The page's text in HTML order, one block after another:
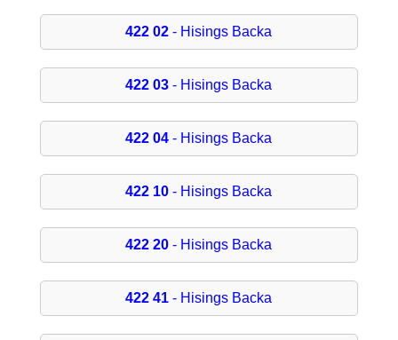
422 02 - Hisings Backa
422 03 - Hisings Backa
422 04 - Hisings Backa
422 10 - Hisings Backa
422 20 - Hisings Backa
422 41 - Hisings Backa